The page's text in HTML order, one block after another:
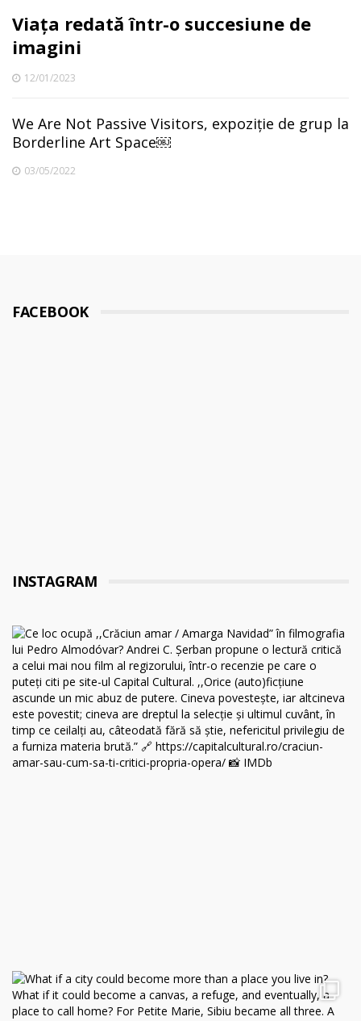
Viața redată într-o succesiune de
imagini
12/01/2023
We Are Not Passive Visitors, expoziție de grup la
Borderline Art Space￼
03/05/2022
FACEBOOK
INSTAGRAM